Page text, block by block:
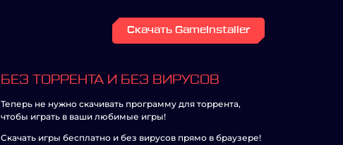
Скачать GameInstaller
БЕЗ ТОРРЕНТА И БЕЗ ВИРУСОВ
Теперь не нужно скачивать программу для торрента,
чтобы играть в ваши любимые игры!
Скачать игры бесплатно и без вирусов прямо в браузере!